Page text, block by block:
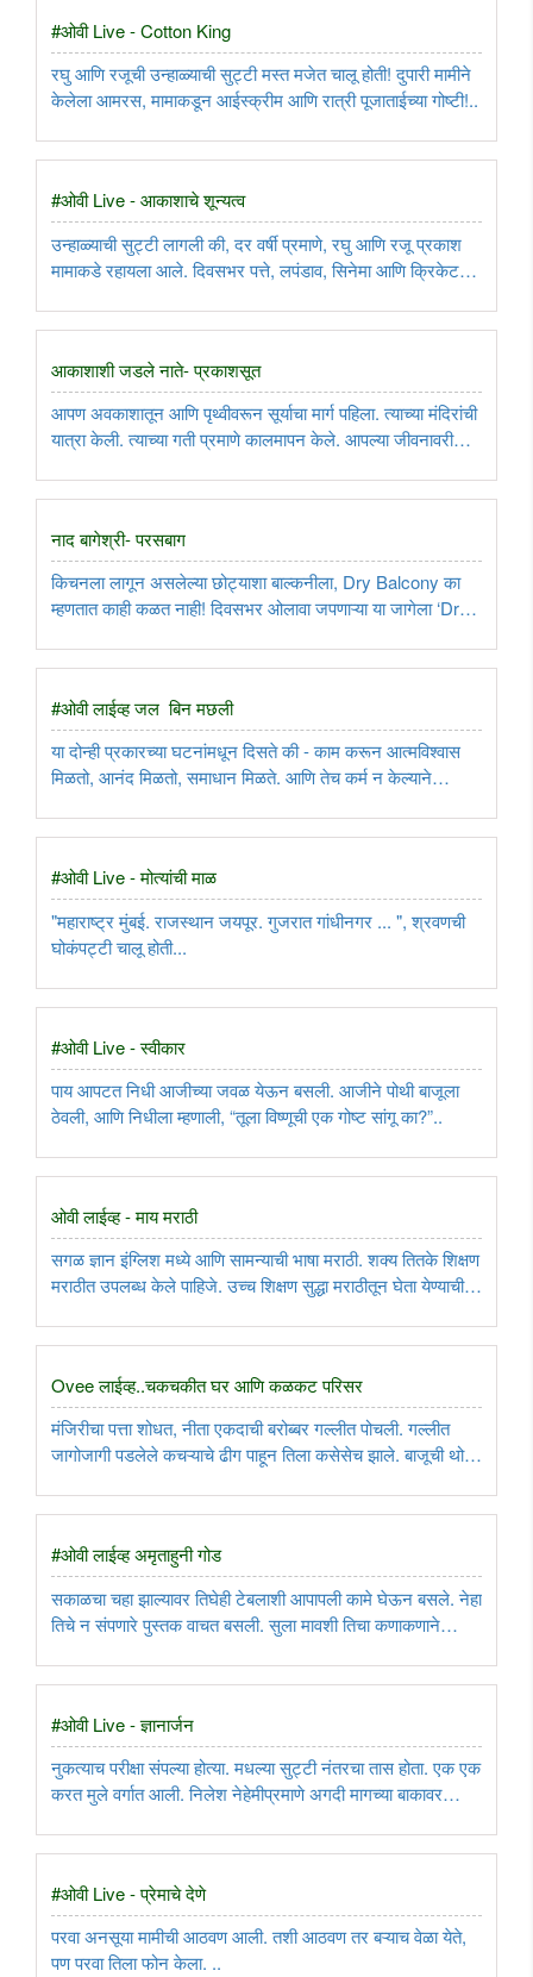
#ओवी Live - Cotton King
रघु आणि रजूची उन्हाळ्याची सुट्टी मस्त मजेत चालू होती! दुपारी मामीने
केलेला आमरस, मामाकडून आईस्क्रीम आणि रात्री पूजाताईच्या गोष्टी!..
#ओवी Live - आकाशाचे शून्यत्व
उन्हाळ्याची सुट्टी लागली की, दर वर्षी प्रमाणे, रघु आणि रजू प्रकाश
मामाकडे रहायला आले. दिवसभर पत्ते, लपंडाव, सिनेमा आणि क्रिकेट
आकाशाशी जडले नाते- प्रकाशसूत
आपण अवकाशातून आणि पृथ्वीवरून सूर्याचा मार्ग पहिला. त्याच्या मंदिरांची
यात्रा केली. त्याच्या गती प्रमाणे कालमापन केले. आपल्या जीवनावरील
नाद बागेश्री- परसबाग
किचनला लागून असलेल्या छोट्याशा बाल्कनीला, Dry Balcony का
म्हणतात काही कळत नाही! दिवसभर ओलावा जपणाऱ्या या जागेला ‘Dry’
#ओवी लाईव्ह जल बिन मछली
या दोन्ही प्रकारच्या घटनांमधून दिसते की - काम करून आत्मविश्वास
मिळतो, आनंद मिळतो, समाधान मिळते. आणि तेच कर्म न केल्याने
#ओवी Live - मोत्यांची माळ
"महाराष्ट्र मुंबई. राजस्थान जयपूर. गुजरात गांधीनगर ... ", श्रवणची
घोकंपट्टी चालू होती...
#ओवी Live - स्वीकार
पाय आपटत निधी आजीच्या जवळ येऊन बसली. आजीने पोथी बाजूला
ठेवली, आणि निधीला म्हणाली, “तूला विष्णूची एक गोष्ट सांगू का?”..
ओवी लाईव्ह - माय मराठी
सगळ ज्ञान इंग्लिश मध्ये आणि सामन्याची भाषा मराठी. शक्य तितके शिक्षण
मराठीत उपलब्ध केले पाहिजे. उच्च शिक्षण सुद्धा मराठीतून घेता येण्याची
Ovee लाईव्ह..चकचकीत घर आणि कळकट परिसर
मंजिरीचा पत्ता शोधत, नीता एकदाची बरोब्बर गल्लीत पोचली. गल्लीत
जागोजागी पडलेले कचऱ्याचे ढीग पाहून तिला कसेसेच झाले. बाजूची थोडी
#ओवी लाईव्ह अमृताहुनी गोड
सकाळचा चहा झाल्यावर तिघेही टेबलाशी आपापली कामे घेऊन बसले. नेहा
तिचे न संपणारे पुस्तक वाचत बसली. सुला मावशी तिचा कणाकणाने
#ओवी Live - ज्ञानार्जन
नुकत्याच परीक्षा संपल्या होत्या. मधल्या सुट्टी नंतरचा तास होता. एक एक
करत मुले वर्गात आली. निलेश नेहेमीप्रमाणे अगदी मागच्या बाकावर
#ओवी Live - प्रेमाचे देणे
परवा अनसूया मामीची आठवण आली. तशी आठवण तर बऱ्याच वेळा येते,
पण परवा तिला फोन केला. ..